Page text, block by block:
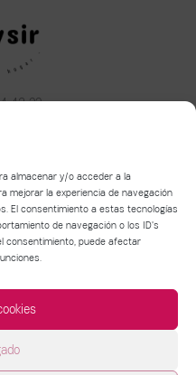
almacenar y/o acceder a la
mejorar la experiencia de navegación
El consentimiento a estas tecnologías
de navegación o los ID's
consentimiento, puede afectar
43 22
Política de Cookies
compra y devolución
de mercancía